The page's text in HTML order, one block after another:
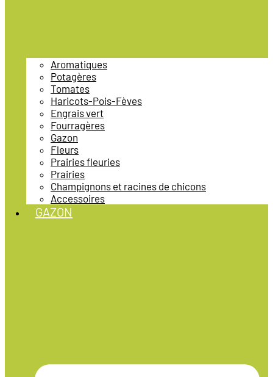
Aromatiques
Potagères
Tomates
Haricots-Pois-Fèves
Engrais vert
Fourragères
Gazon
Fleurs
Prairies fleuries
Prairies
Champignons et racines de chicons
Accessoires
GAZON